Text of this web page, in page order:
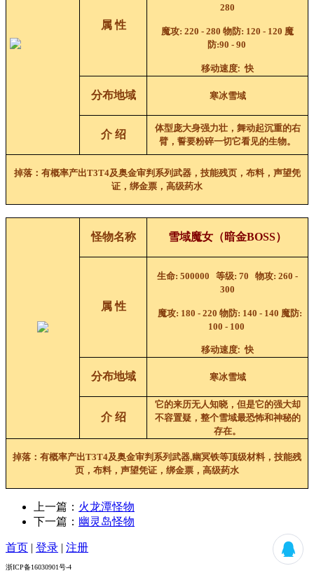
属 性
280
魔攻: 220 - 280 物防: 120 - 120 魔
防:90 - 90
移动速度: 快
分布地域 寒冰雪域
介 绍
体型庞大身强力壮，舞动起沉重的右
臂，誓要粉碎一切它看见的生物。
掉落： 有概率产出T3T4及奥金审判 系列武器，技能残页，布料，声望凭
证，绑金票，高级药水
怪物名称 雪域魔女 （暗金BOSS）
属 性
生命: 500000 等级: 70 物攻: 260 -
300
魔攻: 180 - 220 物防: 140 - 140 魔防:
100 - 100
移动速度: 快
分布地域 寒冰雪域
介 绍
它的来历无人知晓，但是它的强大却
不容置疑，整个雪域最恐怖和神秘的
存在。
掉落： 有概率产出T3T4及奥金审判 系列武器,幽冥铁等顶级材料，技能残
页，布料，声望凭证，绑金票，高级药水
上一篇： 火龙潭怪物
下一篇： 幽灵岛怪物
首页 | 登录 | 注册
浙ICP备16030901号-4